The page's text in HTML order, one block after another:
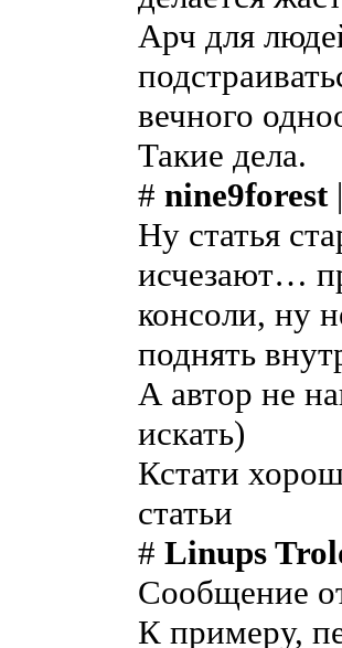
Арч для
вечного
Такие дела.
# nine9forest
Ну статья
исчезают…
консоли, ну
поднять
А автор не
искать)
Кстати
статьи
# Linups
Сообщение
К примеру,